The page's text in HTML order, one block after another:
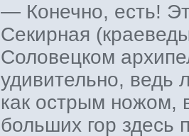
— Конечно, есть!
Секирная
Соловецком
удивительно, ведь
как острым ножом,
больших гор здесь